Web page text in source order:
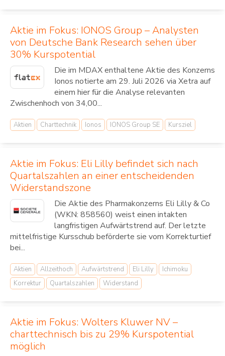
Aktie im Fokus: IONOS Group – Analysten
von Deutsche Bank Research sehen über
30% Kurspotential
Die im MDAX enthaltene Aktie des Konzerns
Ionos notierte am 29. Juli 2026 via Xetra auf
einem hier für die Analyse relevanten
Zwischenhoch von 34,00...
Aktien Charttechnik Ionos IONOS Group SE Kursziel
Aktie im Fokus: Eli Lilly befindet sich nach
Quartalszahlen an einer entscheidenden
Widerstandszone
Die Aktie des Pharmakonzerns Eli Lilly & Co
(WKN: 858560) weist einen intakten
langfristigen Aufwärtstrend auf. Der letzte
mittelfristige Kursschub beförderte sie vom Korrekturtief
bei...
Aktien Allzeithoch Aufwärtstrend Eli Lilly
Ichimoku
Korrektur
Quartalszahlen Widerstand
Aktie im Fokus: Wolters Kluwer NV –
charttechnisch bis zu 29% Kurspotential
möglich